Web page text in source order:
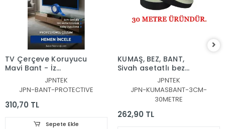
TV Çerçeve Koruyucu
Mavi Bant - İz
Bırakmaz & Çizilme
Önleyici, 4CM,
200METRE, mavi,
koruyucu bant
JPNTEK
JPN-BANT-PROTECTIVE
310,70 TL
Sepete Ekle
KUMAŞ, BEZ, BANT,
Siyah asetatlı bez
bant, 30METRE, 3CM,
ACETATE CLOTH TAPE
3CM 3OMT
JPNTEK
JPN-KUMASBANT-3CM-
30METRE
262,90 TL